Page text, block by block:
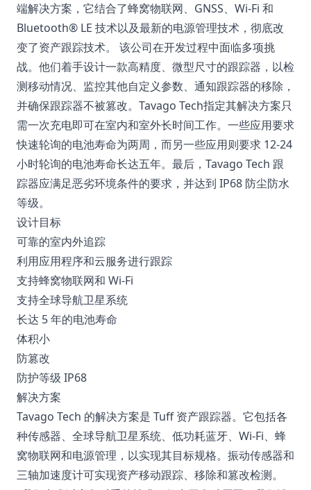
端解决方案，它结合了蜂窝物联网、GNSS、Wi-Fi 和
Bluetooth® LE 技术以及最新的电源管理技术，彻底改
变了资产跟踪技术。 该公司在开发过程中面临多项挑
战。他们着手设计一款高精度、微型尺寸的跟踪器，以检
测移动情况、监控其他自定义参数、通知跟踪器的移除，
并确保跟踪器不被篡改。Tavago Tech指定其解决方案只
需一次充电即可在室内和室外长时间工作。一些应用要求
快速轮询的电池寿命为两周，而另一些应用则要求 12-24
小时轮询的电池寿命长达五年。最后，Tavago Tech 跟
踪器应满足恶劣环境条件的要求，并达到 IP68 防尘防水
等级。
设计目标
可靠的室内外追踪
利用应用程序和云服务进行跟踪
支持蜂窝物联网和 Wi-Fi
支持全球导航卫星系统
长达 5 年的电池寿命
体积小
防篡改
防护等级 IP68
解决方案
Tavago Tech 的解决方案是 Tuff 资产跟踪器。它包括各
种传感器、全球导航卫星系统、低功耗蓝牙、Wi-Fi、蜂
窝物联网和电源管理，以实现其目标规格。振动传感器和
三轴加速度计可实现资产移动跟踪、移除和篡改检测。